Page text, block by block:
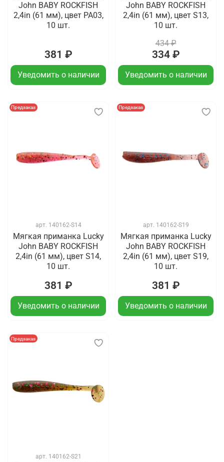
John BABY ROCKFISH
2,4in (61 мм), цвет PA03,
10 шт.
381 ₽
Уведомить о наличии
John BABY ROCKFISH
2,4in (61 мм), цвет S13,
10 шт.
434 ₽
334 ₽
Уведомить о наличии
Предзаказ
арт. 140162-S14
Мягкая приманка Lucky
John BABY ROCKFISH
2,4in (61 мм), цвет S14,
10 шт.
381 ₽
Уведомить о наличии
Предзаказ
арт. 140162-S19
Мягкая приманка Lucky
John BABY ROCKFISH
2,4in (61 мм), цвет S19,
10 шт.
381 ₽
Уведомить о наличии
Предзаказ
арт. 140162-S21